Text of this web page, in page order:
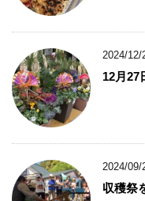
2024/12/
12月27
2024/09/
収穫祭